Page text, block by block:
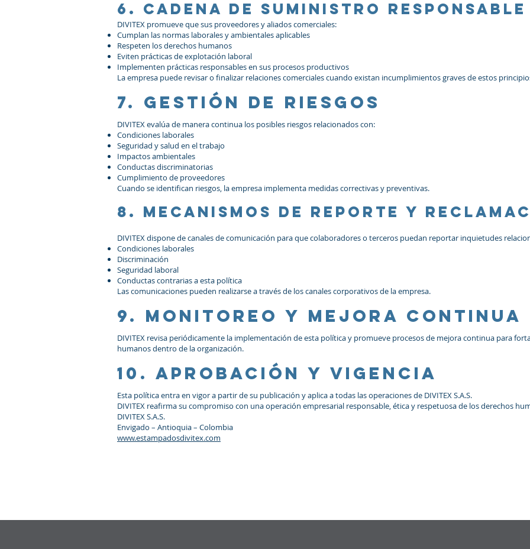
6. Cadena de suministro responsable
DIVITEX promueve que sus proveedores y aliados comerciales:
Cumplan las normas laborales y ambientales aplicables
Respeten los derechos humanos
Eviten prácticas de explotación laboral
Implementen prácticas responsables en sus procesos productivos
La empresa puede revisar o finalizar relaciones comerciales cuando existan incumplimientos graves de estos
7. Gestión de riesgos
DIVITEX evalúa de manera continua los posibles riesgos relacionados con:
Condiciones laborales
Seguridad y salud en el trabajo
Impactos ambientales
Conductas discriminatorias
Cumplimiento de proveedores
Cuando se identifican riesgos, la empresa implementa medidas correctivas y preventivas.
8. Mecanismos de reporte y
DIVITEX dispone de canales de comunicación para que colaboradores o terceros puedan reportar inquietudes
Condiciones laborales
Discriminación
Seguridad laboral
Conductas contrarias a esta política
Las comunicaciones pueden realizarse a través de los canales corporativos de la empresa.
9. Monitoreo y mejora continua
DIVITEX revisa periódicamente la implementación de esta política y promueve procesos de mejora continua para
humanos dentro de la organización.
10. Aprobación y vigencia
Esta política entra en vigor a partir de su publicación y aplica a todas las operaciones de DIVITEX S.A.S.
DIVITEX reafirma su compromiso con una operación empresarial responsable, ética y respetuosa de los derechos
DIVITEX S.A.S.
Envigado – Antioquia – Colombia
www.estampadosdivitex.com